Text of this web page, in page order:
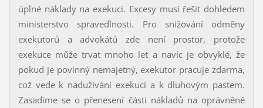
úplné náklady na exekuci. Excesy musí řešit dohledem
ministerstvo spravedlnosti. Pro snižování odměny
exekutorů a advokátů zde není prostor, protože
exekuce může trvat mnoho let a navíc je obvyklé, že
pokud je povinný nemajetný, exekutor pracuje zdarma,
což vede k nadužívání exekucí a k dluhovým pastem.
Zasadíme se o přenesení části nákladů na oprávněné